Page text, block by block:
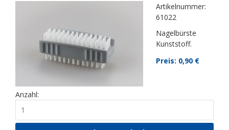
Artikelnummer:
61022
Nagelbürste
Kunststoff.
Preis: 0,90 €
Anzahl: